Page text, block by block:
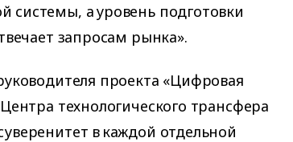
системы, а уровень подготовки
запросам рынка».
проекта «Цифровая
технологического трансфера
в каждой отдельной